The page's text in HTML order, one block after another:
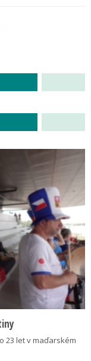
23 let v maďarském